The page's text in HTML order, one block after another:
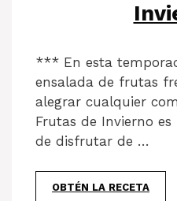
*** En esta
ensalada de frutas
alegrar cualquier
Frutas de Invierno
de disfrutar de …
OBTÉN LA RECETA